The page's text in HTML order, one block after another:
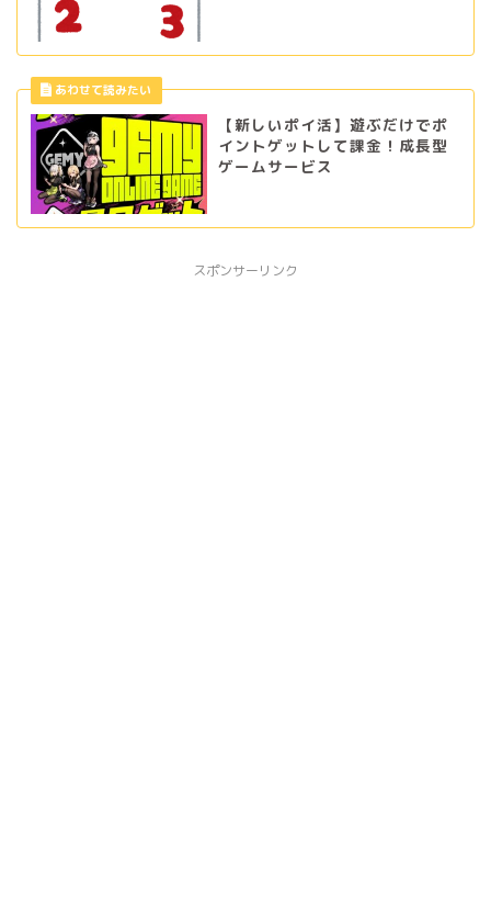
【新しいポイ活】遊ぶだけでポ
イントゲットして課金！成長型
ゲームサービス
スポンサーリンク